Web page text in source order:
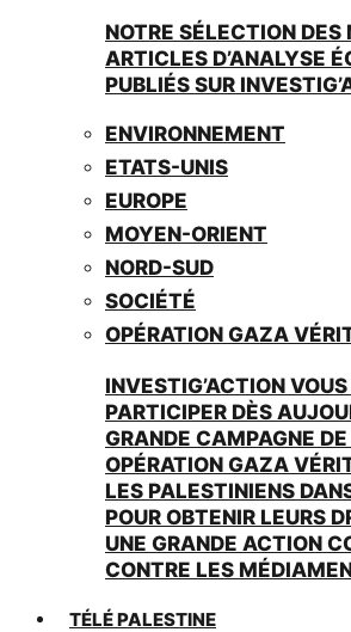
NOTRE SÉLECTION DES
ARTICLES D’ANALYSE
PUBLIÉS SUR
ENVIRONNEMENT
ETATS-UNIS
EUROPE
MOYEN-ORIENT
NORD-SUD
SOCIÉTÉ
OPÉRATION GAZA
INVESTIG’ACTION
PARTICIPER DÈS
GRANDE CAMPAGNE
OPÉRATION GAZA
LES PALESTINIENS
POUR OBTENIR LEURS
UNE GRANDE ACTION
CONTRE LES
TÉLÉ PALESTINE